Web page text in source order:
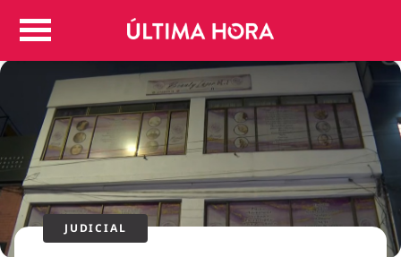
Colombia
Judicial
Politica
Regiones
Deportes
Positivas
Entretenimiento
Vida
JUDICIAL